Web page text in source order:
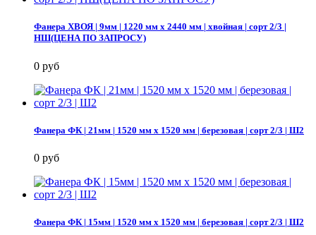
Фанера ХВОЯ | 9мм | 1220 мм х 2440 мм | хвойная | сорт 2/3 |
НШ(ЦЕНА ПО ЗАПРОСУ)
0 руб
Фанера ФК | 21мм | 1520 мм х 1520 мм | березовая | сорт 2/3 | Ш2
0 руб
Фанера ФК | 15мм | 1520 мм х 1520 мм | березовая | сорт 2/3 | Ш2